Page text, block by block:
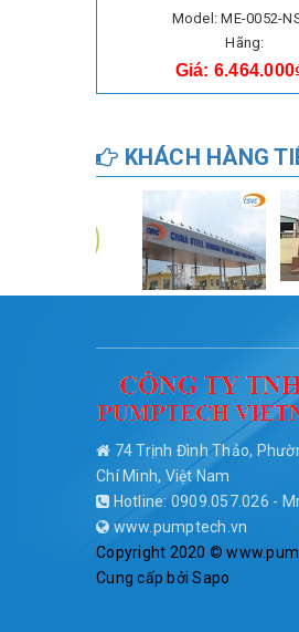
Model: ME-0052-
Hãng:
Giá:
KHÁCH HÀNG
74 Trịnh Đình Thảo,
Chí Minh, Việt Nam
Hotline: 0909.057.026 -
www.pumptech.vn
Copyright 2020 ©
Cung cấp bởiSapo